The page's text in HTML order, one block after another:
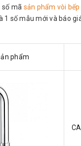
số mã sản phẩm vòi
1 số mẫu mới và báo
phẩm